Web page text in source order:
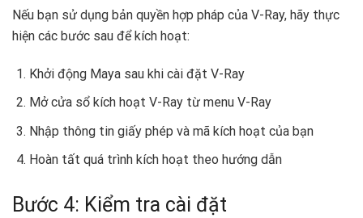
Nếu bạn sử dụng bản quyền hợp pháp của V-Ray, hãy thực
hiện các bước sau để kích hoạt:
Khởi động Maya sau khi cài đặt V-Ray
Mở cửa sổ kích hoạt V-Ray từ menu V-Ray
Nhập thông tin giấy phép và mã kích hoạt của bạn
Hoàn tất quá trình kích hoạt theo hướng dẫn
Bước 4: Kiểm tra cài đặt